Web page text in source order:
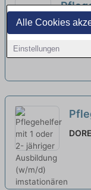
Alle Cookies
Einstellungen